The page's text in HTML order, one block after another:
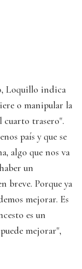
Loquillo indica
o manipular la
cuarto trasero".
país y que se
algo que nos va
un
breve. Porque ya
mejorar. Es
es un
mejorar",